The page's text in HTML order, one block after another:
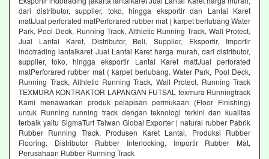
dari distributor, supplier, toko, hingga eksportir dan Lantai Karet
mattJual perforated matPerforared rubber mat ( karpet berlubang Water
Park, Pool Deck, Running Track, Althletic Running Track, Wall Protect,
Jual Lantai Karet, Distributor, Beli, Supplier, Eksportir, Importir
indotrading lantaikaret Jual Lantai Karet harga murah, dari distributor,
supplier, toko, hingga eksportir Lantai Karet mattJual perforated
matPerforared rubber mat ( karpet berlubang. Water Park, Pool Deck,
Running Track, Althletic Running Track, Wall Protect, Running Track
TEXMURA KONTRAKTOR LAPANGAN FUTSAL texmura Runningtrack
Kami menawarkan produk pelapisan permukaan (Floor Finishing)
untuk Running running track dengan teknologi terkini dan kualitas
terbaik yaitu SigmaTurf Taiwan Global Exporter | natural rubber Pabrik
Rubber Running Track, Produsen Karet Lantai, Produksi Rubber
Flooring, Distributor Rubber Interlocking, Importir Rubber Mat,
Perusahaan Rubber Running Track